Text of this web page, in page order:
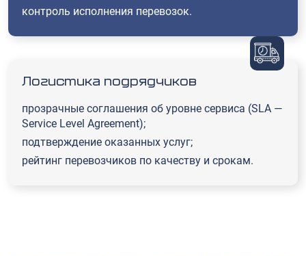
контроль исполнения перевозок.
Логистика подрядчиков
прозрачные соглашения об уровне сервиса (SLA —
Service Level Agreement);
подтверждение оказанных услуг;
рейтинг перевозчиков по качеству и срокам.